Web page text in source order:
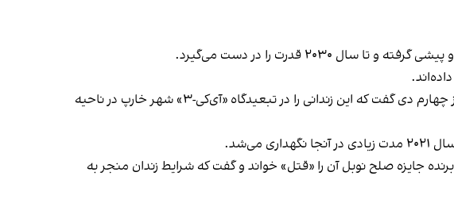
قدرت را در دست می‌گیرد.
دو هفته پس از ناپدید شدن ناوالنی و اظهار نگرانی چهره‌های سرشناس جهان و دولت‌ها، دستیار ناوالنی روز چهارم دی گفت که این زندانی را در تبعیدگاه «آی‌کی-۳» شهر خارپ در ناحیه
جایزه صلح نوبل آن را «قتل» خواند و گفت که شرایط زندان منجر به